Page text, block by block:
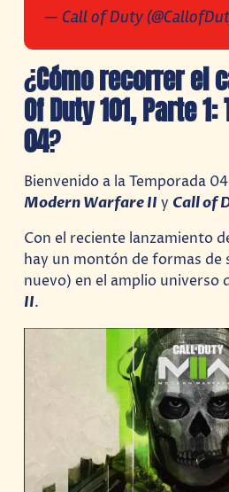
— Call of Duty
¿Cómo recorrer el
Of Duty 101, Parte
04?
Bienvenido a la Temporada
Modern Warfare II y Call of
Con el reciente lanzamiento
hay un montón de formas de
nuevo) en el amplio universo
II.